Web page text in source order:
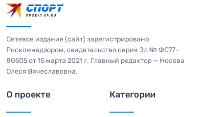
Сетевое издание (сайт) зарегистрировано
Роскомнадзором, свидетельство серия Эл № ФС77-
80505 от 15 марта 2021 г. Главный редактор — Носова
Олеся Вячеславовна.
О проекте Категории